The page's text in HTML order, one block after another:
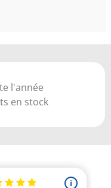
l'année
en stock